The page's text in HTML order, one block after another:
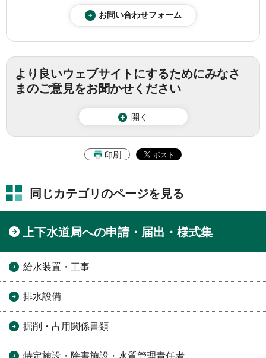
より良いウェブサイトにするためにみなさ
まのご意見をお聞かせください
開く
印刷
同じカテゴリのページを見る
上下水道局への申請・届出・様式集
給水装置・工事
排水設備
掘削・占用関係書類
特定施設・除害施設・水質管理責任者